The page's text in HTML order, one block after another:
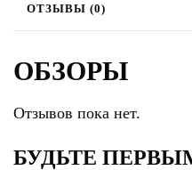
ОТЗЫВЫ (0)
ОБЗОРЫ
Отзывов пока нет.
БУДЬТЕ